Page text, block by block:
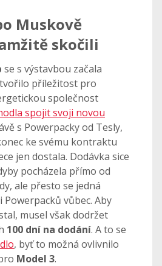
Muskově
skočili
se s výstavbou začala
příležitost pro
společnost
spojit svoji novou
s Powerpacky od Tesly,
ke svému kontraktu
jen dostala. Dodávka sice
pocházela přímo od
ale přesto se jedná
vůbec. Aby
musel však dodržet
100 dní na dodání. A to se
, byť to možná ovlivnilo
Model 3.